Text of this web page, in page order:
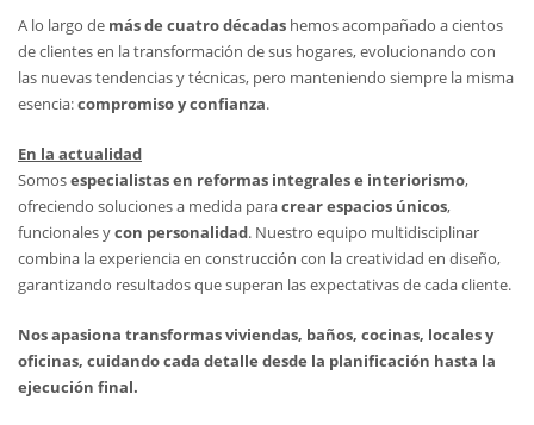
A lo largo de más de cuatro décadas hemos acompañado a cientos
de clientes en la transformación de sus hogares, evolucionando con
las nuevas tendencias y técnicas, pero manteniendo siempre la misma
esencia:compromiso y confianza.
En la actualidad
Somosespecialistas en reformas integrales e interiorismo,
ofreciendo soluciones a medida paracrear espacios únicos,
funcionales ycon personalidad. Nuestro equipo multidisciplinar
combina la experiencia en construcción con la creatividad en diseño,
garantizando resultados que superan las expectativas de cada cliente.
Nos apasiona transformas viviendas, baños, cocinas, locales y
oficinas, cuidando cada detalle desde la planificación hasta la
ejecución final.